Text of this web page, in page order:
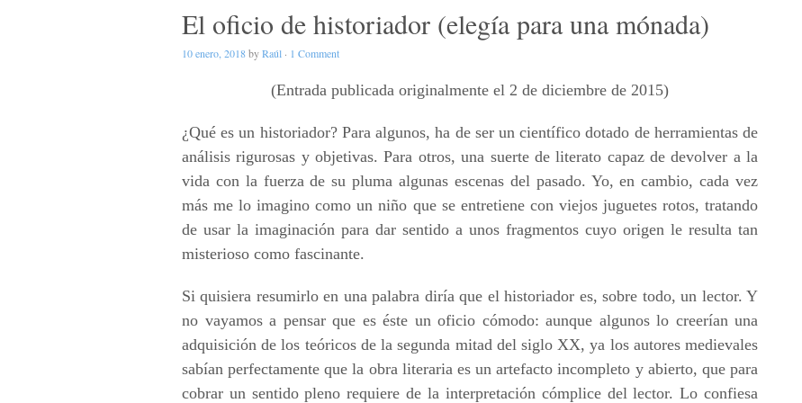
El oficio de historiador (elegía para una mónada)
10 enero, 2018byRaúl · 1 Comment
(Entrada publicada originalmente el 2 de diciembre de 2015)
¿Qué es un historiador? Para algunos, ha de ser un científico dotado de herramientas de
análisis rigurosas y objetivas. Para otros, una suerte de literato capaz de devolver a la
vida con la fuerza de su pluma algunas escenas del pasado. Yo, en cambio, cada vez
más me lo imagino como un niño que se entretiene con viejos juguetes rotos, tratando
de usar la imaginación para dar sentido a unos fragmentos cuyo origen le resulta tan
misterioso como fascinante.
Si quisiera resumirlo en una palabra diría que el historiador es, sobre todo, un lector. Y
no vayamos a pensar que es éste un oficio cómodo: aunque algunos lo creerían una
adquisición de los teóricos de la segunda mitad del siglo XX, ya los autores medievales
sabían perfectamente que la obra literaria es un artefacto incompleto y abierto, que para
cobrar un sentido pleno requiere de la interpretación cómplice del lector. Lo confiesa